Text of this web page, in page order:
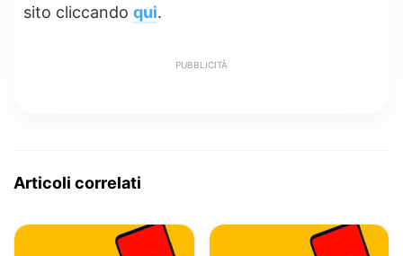
sito cliccando qui.
PUBBLICITÀ
Articoli correlati